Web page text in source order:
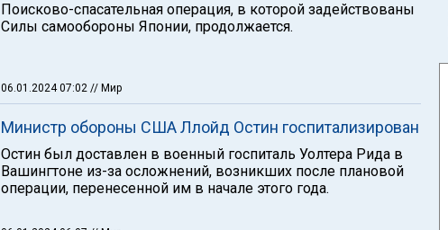
Поисково-спасательная операция, в которой задействованы
Силы самообороны Японии, продолжается.
06.01.2024 07:02 // Мир
Министр обороны США Ллойд Остин госпитализирован
Остин был доставлен в военный госпиталь Уолтера Рида в
Вашингтоне из-за осложнений, возникших после плановой
операции, перенесенной им в начале этого года.